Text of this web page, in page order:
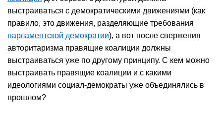
выстраиваться с демократическими движениями (как
правило, это движения, разделяющие требования
парламентской демократии), а вот после свержения
авторитаризма правящие коалиции должны
выстраиваться уже по другому принципу. С кем можно
выстраивать правящие коалиции и с какими
идеологиями социал-демократы уже объединялись в
прошлом?